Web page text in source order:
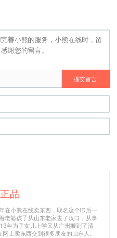
提交留言
品
在小熊在线卖东西，取名这个ID后一
老婆孩子从山东老家去了汉口，从事
年为了女儿上学又从广州搬到了清
上卖东西交到很多朋友的山东人。